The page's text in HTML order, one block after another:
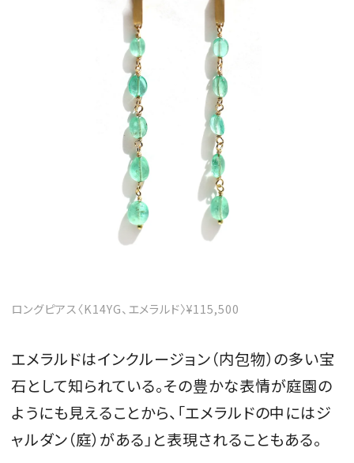
ロングピアス〈K14YG、エメラルド〉¥115,500
エメラルドはインクルージョン（内包物）の多い宝
石として知られている。その豊かな表情が庭園の
ようにも見えることから、「エメラルドの中にはジ
ャルダン（庭）がある」と表現されることもある。